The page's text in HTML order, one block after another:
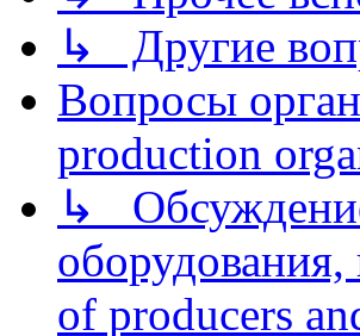
↳ Другие
Вопросы
production
↳
of producers